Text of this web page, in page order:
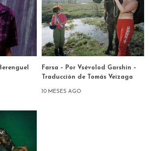
Farsa – Por Vsévolod Garshin –
Traducción de Tomás Veizaga
10 MESES AGO